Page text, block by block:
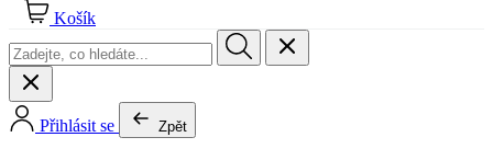
Košík
Přihlásit se Zpět